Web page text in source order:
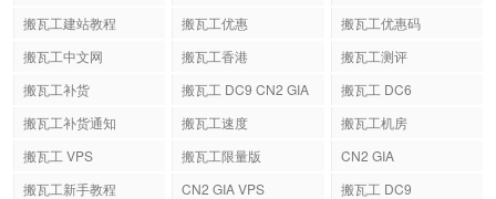
搬瓦工建站教程 搬瓦工优惠
搬瓦工优惠码
搬瓦工中文网
搬瓦工香港
搬瓦工测评
搬瓦工补货
搬瓦工 DC9 CN2 GIA
搬瓦工 DC6
搬瓦工补货通知
搬瓦工速度
搬瓦工机房
搬瓦工 VPS
搬瓦工限量版
CN2 GIA
搬瓦工新手教程
CN2 GIA VPS 搬瓦工 DC9